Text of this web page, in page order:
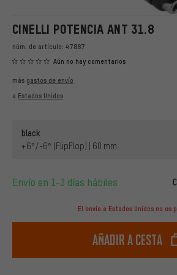
CINELLI POTENCIA ANT 31.8
núm. de artículo: 47887
Aún no hay comentarios
más gastos de envío
a Estados Unidos
black
+6°/-6° (FlipFlop) | 60 mm
Envío en 1-3 días hábiles
El envío a Estados Unidos no es
Añadir a cesta